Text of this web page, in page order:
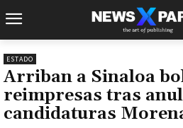
ESTADO
Arriban a Sinaloa
reimpresas tras
candidaturas